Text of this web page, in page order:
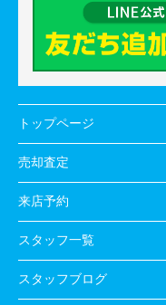
トップページ
売却査定
来店予約
スタッフ一覧
スタッフブログ